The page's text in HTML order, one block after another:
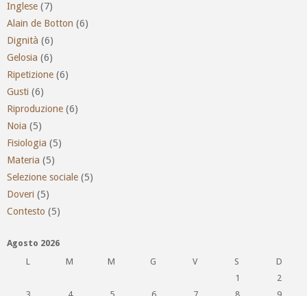
Inglese (7)
Alain de Botton (6)
Dignità (6)
Gelosia (6)
Ripetizione (6)
Gusti (6)
Riproduzione (6)
Noia (5)
Fisiologia (5)
Materia (5)
Selezione sociale (5)
Doveri (5)
Contesto (5)
Agosto 2026
L
M M G V S
D
1
2